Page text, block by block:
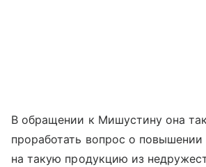
В обращении к Мишустину она
проработать вопрос о
на такую продукцию из